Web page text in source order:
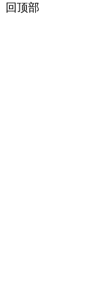
回顶部